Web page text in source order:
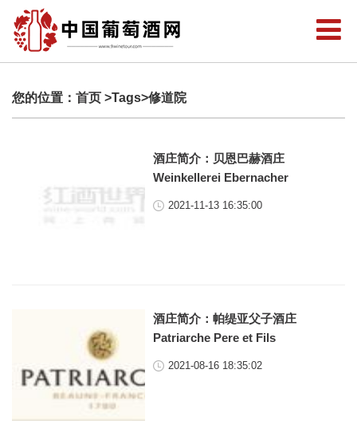
您的位置： 首页 >Tags>修道院
酒庄简介：贝恩巴赫酒庄
Weinkellerei Ebernacher
2021-11-13 16:35:00
酒庄简介：帕缇亚父子酒庄
Patriarche Pere et Fils
2021-08-16 18:35:02